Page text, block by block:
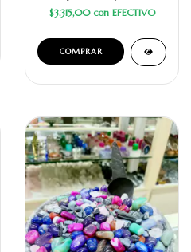
$3.315,00 con EFECTIVO